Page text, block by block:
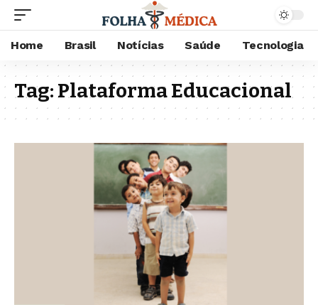
Home Brasil Notícias Saúde Tecnologia
Tag:Plataforma Educacional